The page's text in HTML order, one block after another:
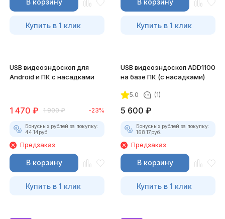
В корзину
Купить в 1 клик
В корзину
Купить в 1 клик
USB видеоэндоскоп для
Android и ПК с насадками
1 470 ₽ 1 900 ₽ -23%
Бонусных рублей за покупку:
44.14руб.
Предзаказ
В корзину
Купить в 1 клик
USB видеоэндоскоп ADD1100
на базе ПК (с насадками)
5.0 (1)
5 600 ₽
Бонусных рублей за покупку:
168.17руб.
Предзаказ
В корзину
Купить в 1 клик